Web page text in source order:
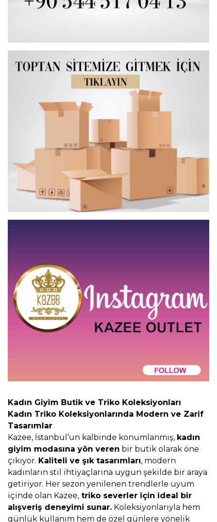
Kadın Giyim Butik ve Triko Koleksiyonları
Kadın Triko Koleksiyonlarında Modern ve Zarif
Tasarımlar
Kazee, İstanbul’un kalbinde konumlanmış, kadın
giyim modasına yön veren bir butik olarak öne
çıkıyor. Kaliteli ve şık tasarımları, modern
kadınların stil ihtiyaçlarına uygun şekilde bir araya
getiriyor. Her sezon yenilenen trendlerle uyum
içinde olan Kazee, triko severler için ideal bir
alışveriş deneyimi sunar. Koleksiyonlarıyla hem
günlük kullanım hem de özel günlere yönelik